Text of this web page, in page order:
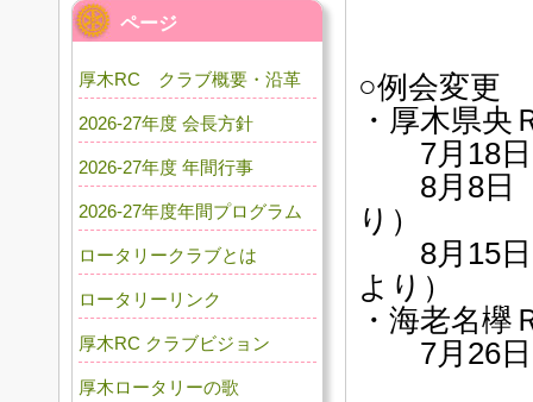
○例会変更
・厚木県央
7月18日
8月8日
り）
8月15日
より）
・海老名欅
7月26日
ページ
厚木RC クラブ概要・沿革
2026-27年度 会長方針
2026-27年度 年間行事
2026-27年度年間プログラム
ロータリークラブとは
ロータリーリンク
厚木RC クラブビジョン
厚木ロータリーの歌